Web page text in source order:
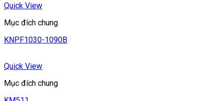
Quick View
Mục đích chung
KNPF1030-1090B
Quick View
Mục đích chung